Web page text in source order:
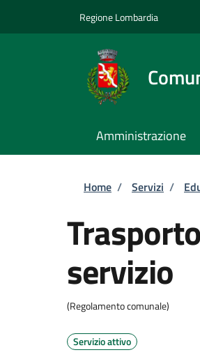
Regione Lombardia
Amministrazione
Briciole
Home / Servizi /
servizio
(Regolamento comunale)
Servizio attivo